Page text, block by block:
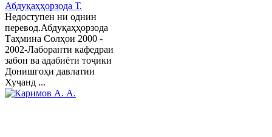
Абдуқаҳҳорзода Т.
Недоступен ни однин
перевод.Абдуқаҳҳорзода
Таҳмина Солҳои 2000 -
2002-Лаборанти кафедраи
забон ва адабиёти тоҷики
Донишгоҳи давлатии
Хуҷанд ...